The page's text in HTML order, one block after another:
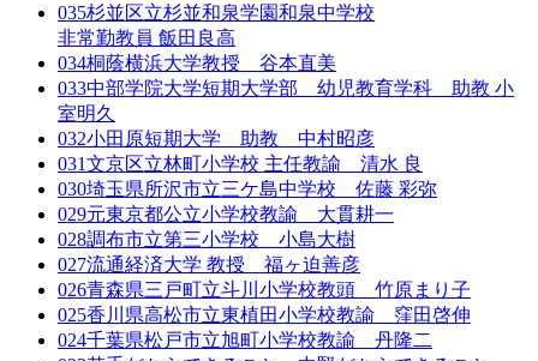
035杉並区立杉並和泉学園和泉中学校
非常勤教員 飯田良高
034桐蔭横浜大学教授 谷本直美
033中部学院大学短期大学部 幼児教育学科 助教 小
室明久
032小田原短期大学 助教 中村昭彦
031文京区立林町小学校 主任教諭 清水 良
030埼玉県所沢市立三ケ島中学校 佐藤 彩弥
029元東京都公立小学校教諭 大貫耕一
028調布市立第三小学校 小島大樹
027流通経済大学 教授 福ヶ迫善彦
026青森県三戸町立斗川小学校教頭 竹原まり子
025香川県高松市立東植田小学校教諭 窪田啓伸
024千葉県松戸市立旭町小学校教諭 丹隆二